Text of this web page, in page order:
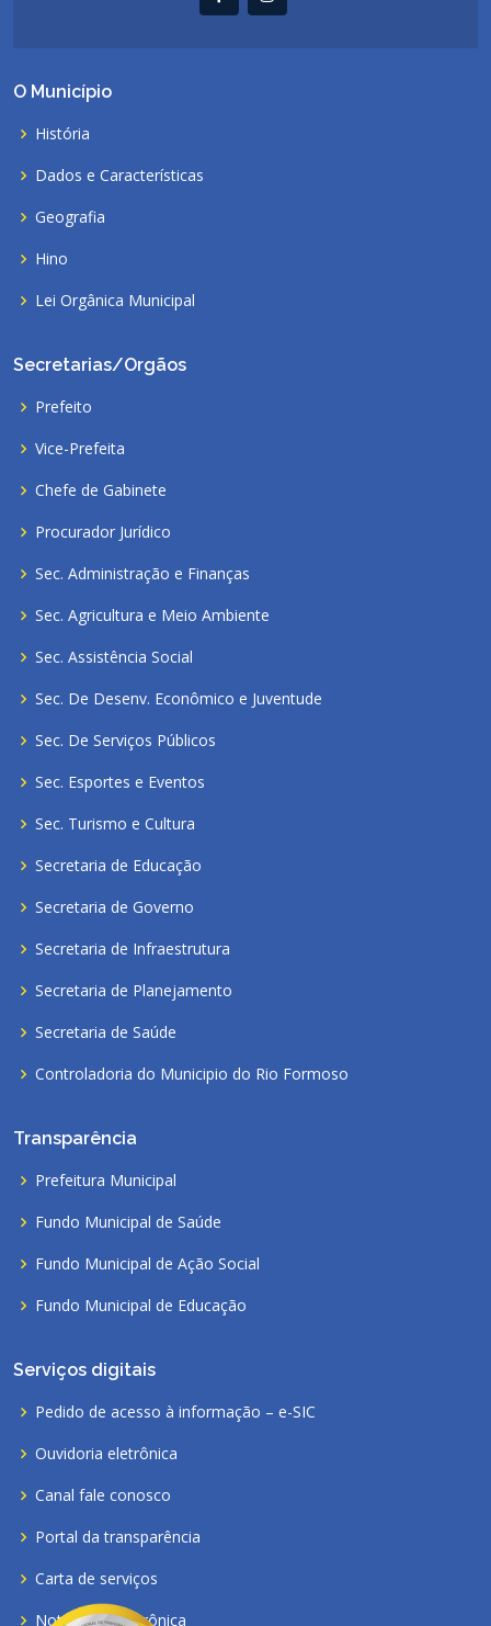
O Município
História
Dados e Características
Geografia
Hino
Lei Orgânica Municipal
Secretarias/Orgãos
Prefeito
Vice-Prefeita
Chefe de Gabinete
Procurador Jurídico
Sec. Administração e Finanças
Sec. Agricultura e Meio Ambiente
Sec. Assistência Social
Sec. De Desenv. Econômico e Juventude
Sec. De Serviços Públicos
Sec. Esportes e Eventos
Sec. Turismo e Cultura
Secretaria de Educação
Secretaria de Governo
Secretaria de Infraestrutura
Secretaria de Planejamento
Secretaria de Saúde
Controladoria do Municipio do Rio Formoso
Transparência
Prefeitura Municipal
Fundo Municipal de Saúde
Fundo Municipal de Ação Social
Fundo Municipal de Educação
Serviços digitais
Pedido de acesso à informação – e-SIC
Ouvidoria eletrônica
Canal fale conosco
Portal da transparência
Carta de serviços
Nota fiscal eletrônica